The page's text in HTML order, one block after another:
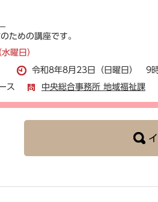
ための講座です。
曜日）
令和8年8月23日（日曜日） 9
ス
中央総合事務所 地域福祉課